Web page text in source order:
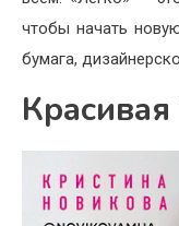
чтобы начать
бумага,